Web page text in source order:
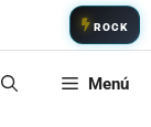
ROCK
Menú